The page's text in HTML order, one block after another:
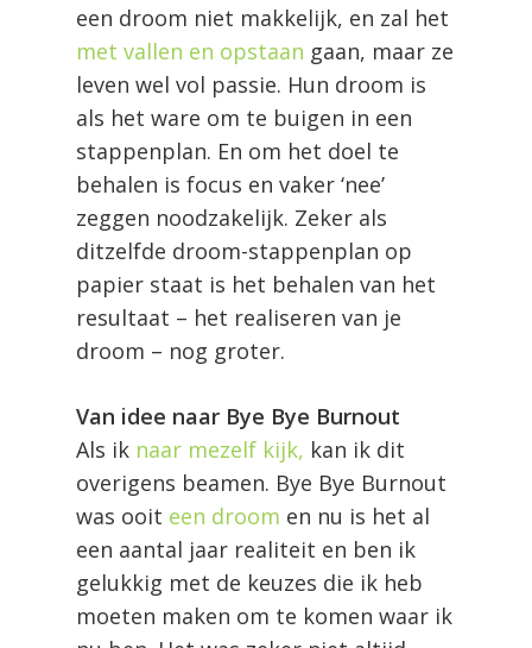
een droom niet makkelijk, en zal het
met vallen en opstaan gaan, maar ze
leven wel vol passie. Hun droom is
als het ware om te buigen in een
stappenplan. En om het doel te
behalen is focus en vaker ‘nee’
zeggen noodzakelijk. Zeker als
ditzelfde droom-stappenplan op
papier staat is het behalen van het
resultaat – het realiseren van je
droom – nog groter.
Van idee naar Bye Bye Burnout
Als ik naar mezelf kijk, kan ik dit
overigens beamen. Bye Bye Burnout
was ooit een droom en nu is het al
een aantal jaar realiteit en ben ik
gelukkig met de keuzes die ik heb
moeten maken om te komen waar ik